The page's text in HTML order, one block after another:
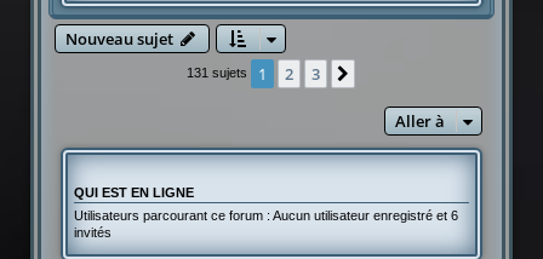
Nouveau sujet
131 sujets 1 2 3
Aller à
QUI EST EN LIGNE
Utilisateurs parcourant ce forum : Aucun utilisateur enregistré et 6
invités